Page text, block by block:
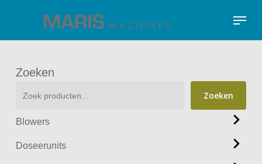
main
Menu
Zoeken
Zoeken
Blowers
Doseerunits
Close